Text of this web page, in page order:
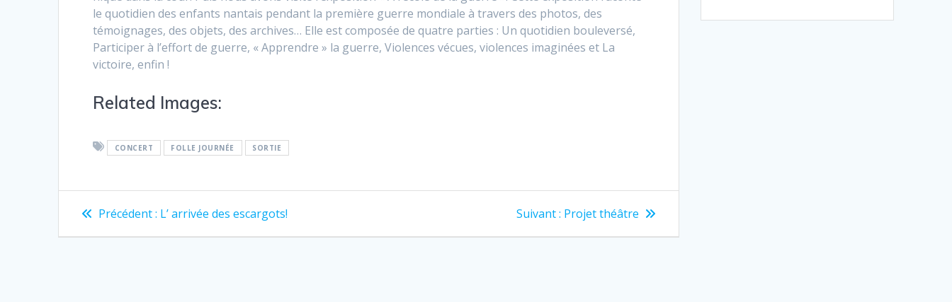
le quotidien des enfants nantais pendant la première guerre mondiale à travers des photos, des
témoignages, des objets, des archives… Elle est composée de quatre parties : Un quotidien bouleversé,
Participer à l’effort de guerre, « Apprendre » la guerre, Violences vécues, violences imaginées et La
victoire, enfin !
Related Images:
CONCERT FOLLE JOURNÉE SORTIE
Précédent : L’ arrivée des escargots! Suivant : Projet théâtre